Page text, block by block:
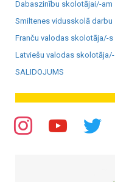
Dabaszinību skolotājai/-am
Smiltenes vidusskolā
Franču valodas skolotāja/-s
Latviešu valodas
SALIDOJUMS